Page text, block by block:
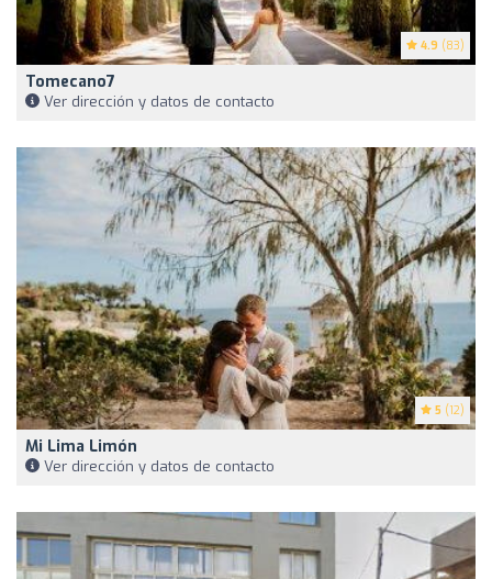
4.9 (83)
Tomecano7
Ver dirección y datos de contacto
5 (12)
Mi Lima Limón
Ver dirección y datos de contacto